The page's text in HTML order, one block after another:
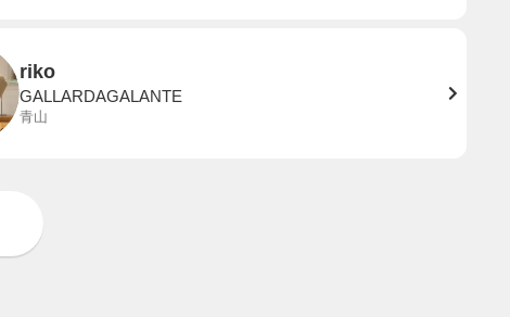
riko
GALLARDAGALANTE
青山